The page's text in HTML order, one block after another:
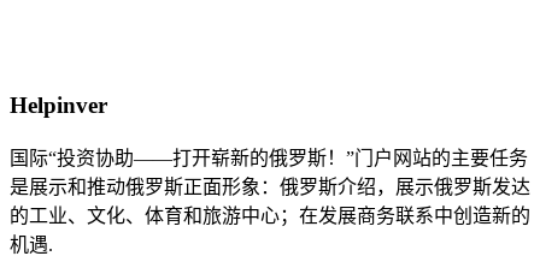
Helpinver
国际“投资协助——打开崭新的俄罗斯！”门户网站的主要任务
是展示和推动俄罗斯正面形象：俄罗斯介绍，展示俄罗斯发达
的工业、文化、体育和旅游中心；在发展商务联系中创造新的
机遇.